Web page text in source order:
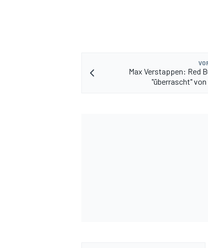
Max Verstappen: Red
"überrascht"